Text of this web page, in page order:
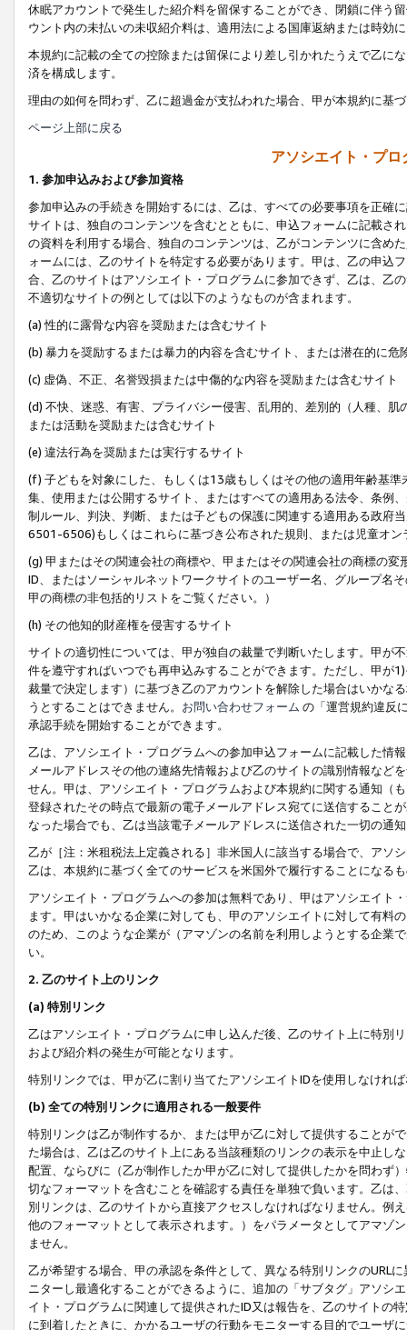
休眠アカウントで発生した紹介料を留保することができ、閉鎖に伴う
ウント内の未払いの未収紹介料は、適用法による国庫返納または時効
本規約に記載の全ての控除または留保により差し引かれたうえで乙に
済を構成します。
理由の如何を問わず、乙に超過金が支払われた場合、甲が本規約に基
ページ上部に戻る
アソシエイト・プ
1. 参加申込みおよび参加資格
参加申込みの手続きを開始するには、乙は、すべての必要事項を正確
サイトは、独自のコンテンツを含むとともに、申込フォームに記載さ
の資料を利用する場合、独自のコンテンツは、乙がコンテンツに含め
ォームには、乙のサイトを特定する必要があります。甲は、乙の申込
合、乙のサイトはアソシエイト・プログラムに参加できず、乙は、乙
不適切なサイトの例としては以下のようなものが含まれます。
(a) 性的に露骨な内容を奨励または含むサイト
(b) 暴力を奨励するまたは暴力的内容を含むサイト、または潜在的に
(c) 虚偽、不正、名誉毀損または中傷的な内容を奨励または含むサイト
(d) 不快、迷惑、有害、プライバシー侵害、乱用的、差別的（人種、
または活動を奨励または含むサイト
(e) 違法行為を奨励または実行するサイト
(f) 子どもを対象にした、もしくは13歳もしくはその他の適用年齢基
集、使用または公開するサイト、またはすべての適用ある法令、条例
制ルール、判決、判断、または子どもの保護に関連する適用ある政府
6501-6506)もしくはこれらに基づき公布された規則、または児童オン
(g) 甲またはその関連会社の商標や、甲またはその関連会社の商標の
ID、またはソーシャルネットワークサイトのユーザー名、グループ名
甲の商標の非包括的リストをご覧ください。）
(h) その他知的財産権を侵害するサイト
サイトの適切性については、甲が独自の裁量で判断いたします。甲が
件を遵守すればいつでも再申込みすることができます。ただし、甲が
裁量で決定します）に基づき乙のアカウントを解除した場合はいかな
うとすることはできません。 お問い合わせフォーム の「運営規約違反
承認手続を開始することができます。
乙は、アソシエイト・プログラムへの参加申込フォームに記載した情
メールアドレスその他の連絡先情報および乙のサイトの識別情報など
せん。甲は、アソシエイト・プログラムおよび本規約に関する通知（
登録されたその時点で最新の電子メールアドレス宛てに送信すること
なった場合でも、乙は当該電子メールアドレスに送信された一切の通
乙が［注：米租税法上定義される］非米国人に該当する場合で、アソ
乙は、本規約に基づく全てのサービスを米国外で履行することになる
アソシエイト・プログラムへの参加は無料であり、甲はアソシエイト
ます。甲はいかなる企業に対しても、甲のアソシエイトに対して有料
のため、このような企業が（アマゾンの名前を利用しようとする企業
い。
2. 乙のサイト上のリンク
(a) 特別リンク
乙はアソシエイト・プログラムに申し込んだ後、乙のサイト上に特別
および紹介料の発生が可能となります。
特別リンクでは、甲が乙に割り当てたアソシエイトIDを使用しなけれ
(b) 全ての特別リンクに適用される一般要件
特別リンクは乙が制作するか、または甲が乙に対して提供することが
た場合は、乙は乙のサイト上にある当該種類のリンクの表示を中止し
配置、ならびに（乙が制作したか甲が乙に対して提供したかを問わず
切なフォーマットを含むことを確認する責任を単独で負います。乙は
別リンクは、乙のサイトから直接アクセスしなければなりません。例
他のフォーマットとして表示されます。）をパラメータとしてアマゾ
ません。
乙が希望する場合、甲の承認を条件として、異なる特別リンクのURL
ニターし最適化することができるように、追加の「サブタグ」アソシ
イト・プログラムに関連して提供されたID又は報告を、乙のサイトの
に到着したときに、かかるユーザの行動をモニターする目的でユーザ